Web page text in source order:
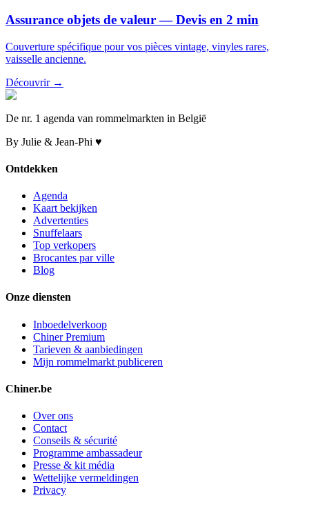
Assurance objets de valeur — Devis en 2 min
Couverture spécifique pour vos pièces vintage, vinyles rares,
vaisselle ancienne.
Découvrir →
De nr. 1 agenda van rommelmarkten in België
By Julie & Jean-Phi ♥
Ontdekken
Agenda
Kaart bekijken
Advertenties
Snuffelaars
Top verkopers
Brocantes par ville
Blog
Onze diensten
Inboedelverkoop
Chiner Premium
Tarieven & aanbiedingen
Mijn rommelmarkt publiceren
Chiner.be
Over ons
Contact
Conseils & sécurité
Programme ambassadeur
Presse & kit média
Wettelijke vermeldingen
Privacy